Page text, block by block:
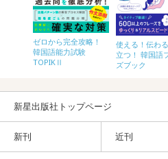
ゼロから完全攻略！
韓国語能力試験
TOPIKⅡ
使える！伝わ
立つ！ 韓国語
ズブック
新星出版社トップページ
新刊 近刊